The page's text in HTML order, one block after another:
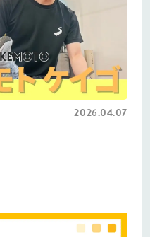
2026.04.07